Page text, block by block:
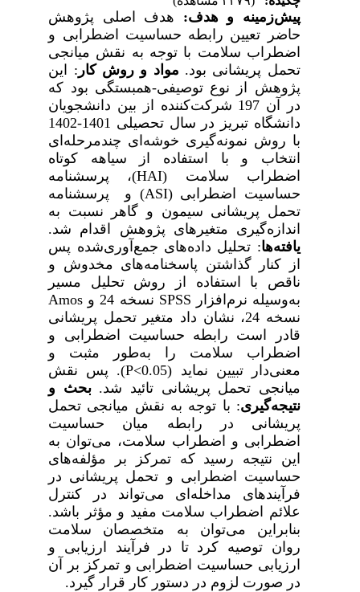
پیش‌زمینه و هدف:هدفاصلیپژوهش
حاضر تعیین رابطه حساسیت اضطرابی و
اضطراب سلامت با توجه به نقش میانجی
تحمل پریشانی بود. مواد و روش‌ کار: این
پژوهش از نوع توصیفی-همبستگی بود که
در آن197 شرکت‌کننده از بین دانشجویان
دانشگاه تبریز در سال تحصیلی 1401-1402
با روش نمونه‌گیری خوشه‌ای چندمرحله‌ای
انتخاب و با استفاده از سیاهه کوتاه
اضطراب سلامت (
HAI)، پرسشنامه
حساسیت اضطرابی ( ASI) و پرسشنامه
تحمل پریشانی سیمون و گاهر نسبت به
اندازه‌گیری متغیرهای پژوهش اقدام شد.
یافته‌ها:تحلیل داده‌های جمع‌آوری‌شده پس
از کنار گذاشتن پاسخنامه‌های مخدوش و
ناقص با استفاده از روش تحلیل مسیر
به‌وسیله نرم‌افزارSPSSنسخه 24 و
Amos
نسخه 24،
نشان دادمتغیر تحمل پریشانی
قادر است رابطه حساسیت اضطرابی و
اضطراب سلامت را به‌طور مثبت و
معنی‌دار تبیین نماید ( P<0.05
).پس نقش
میانجی تحمل پریشانی تائید شد.بحث و
نتیجه‌گیری:با توجه به نقش میانجی تحمل
پریشانی در رابطه میان حساسیت
اضطرابی و اضطراب سلامت، می‌توان به
این نتیجه رسید که تمرکز بر مؤلفه‌های
حساسیت اضطرابی و تحمل پریشانی در
فرآیندهای مداخله‌ای می‌تواند در کنترل
علائم اضطراب سلامت مفید و مؤثر ب
اشد.
بنابراین می‌توان به متخصصان سلامت
روان توصیه کرد تا در فرآیند ارزیابی و
ارزیابی حساسیت اضطرابی و تمرکز بر آن
در صورت لزوم در دستور کار قرار گیرد.